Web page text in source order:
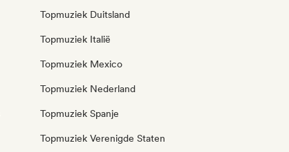
Topmuziek Duitsland
Topmuziek Italië
Topmuziek Mexico
Topmuziek Nederland
Topmuziek Spanje
Topmuziek Verenigde Staten